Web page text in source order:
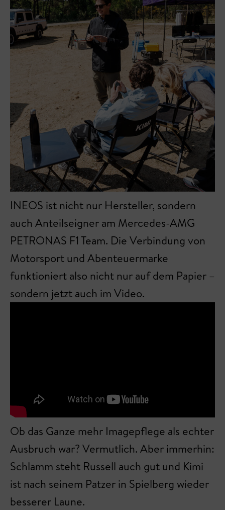
INEOS ist nicht nur Hersteller, sondern
auch Anteilseigner am Mercedes-AMG
PETRONAS F1 Team. Die Verbindung von
Motorsport und Abenteuermarke
funktioniert also nicht nur auf dem Papier –
sondern jetzt auch im Video.
Ob das Ganze mehr Imagepflege als echter
Ausbruch war? Vermutlich. Aber immerhin:
Schlamm steht Russell auch gut und Kimi
ist nach seinem Patzer in Spielberg wieder
besserer Laune.